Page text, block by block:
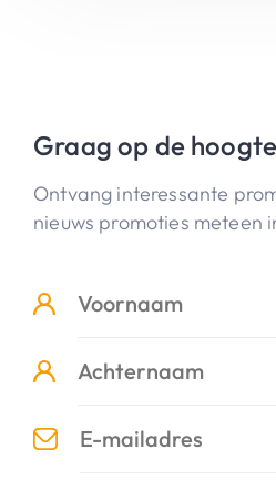
Graag op de
Ontvang interessante
nieuws promoties meteen